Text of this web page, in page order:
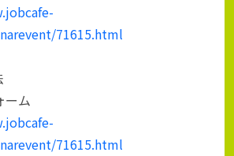
71615.html
ーム
71615.html